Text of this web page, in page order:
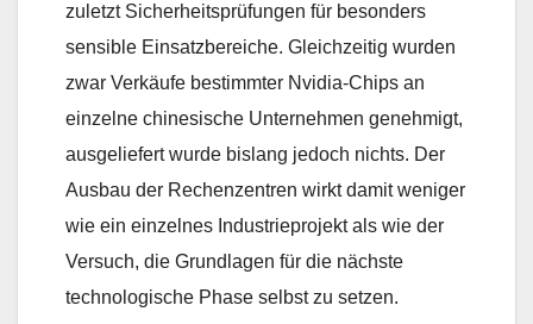
zuletzt Sicherheitsprüfungen für besonders
sensible Einsatzbereiche. Gleichzeitig wurden
zwar Verkäufe bestimmter Nvidia-Chips an
einzelne chinesische Unternehmen genehmigt,
ausgeliefert wurde bislang jedoch nichts. Der
Ausbau der Rechenzentren wirkt damit weniger
wie ein einzelnes Industrieprojekt als wie der
Versuch, die Grundlagen für die nächste
technologische Phase selbst zu setzen.